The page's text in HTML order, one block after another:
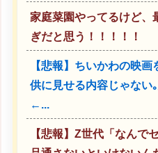
家庭菜園やってるけど、
ぎだと思う！！！！！
【悲報】ちいかわの映
供に見せる内容じゃない
←...
【悲報】Z世代「なんで